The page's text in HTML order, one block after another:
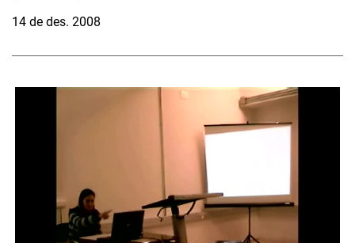
14 de des. 2008